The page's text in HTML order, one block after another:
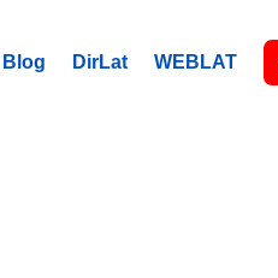
Blog DirLat WEBLAT